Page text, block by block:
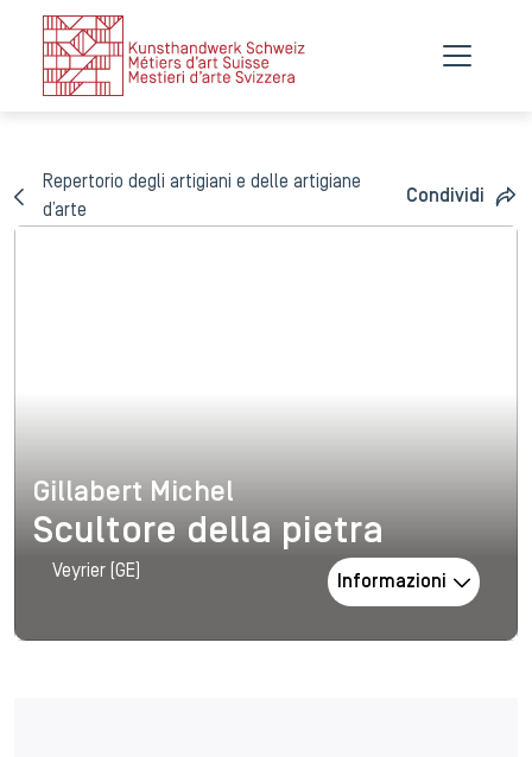
Repertorio degli artigiani e delle artigiane
d’arte
Condividi
Gillabert Michel
Gillabert Michel
Scultore della pietra
Veyrier (GE)
Informazioni